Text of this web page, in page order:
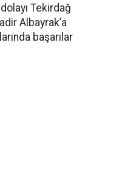
Tekirdağ
Albayrak’a
başarılar